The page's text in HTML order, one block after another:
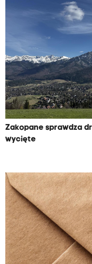
Zakopane sprawdza
wycięte